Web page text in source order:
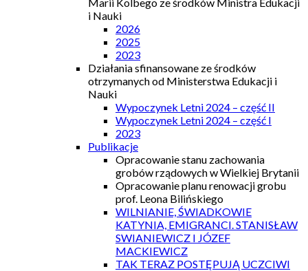
i Nauki
2026
2025
2023
Działania sfinansowane ze środków
otrzymanych od Ministerstwa Edukacji i
Nauki
Wypoczynek Letni 2024 – część II
Wypoczynek Letni 2024 – część I
2023
Publikacje
Opracowanie stanu zachowania
grobów rządowych w Wielkiej Brytanii
Opracowanie planu renowacji grobu
prof. Leona Bilińskiego
WILNIANIE, ŚWIADKOWIE
KATYNIA, EMIGRANCI. STANISŁAW
SWIANIEWICZ I JÓZEF
MACKIEWICZ
TAK TERAZ POSTĘPUJĄ UCZCIWI